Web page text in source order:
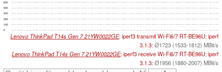
0
100
200
300
400
500
Lenovo ThinkPad T14s Gen 7 21YW0022GE; iperf3 transmit Wi-Fi6/7 RT-BE96U; iperf
3.1.3:Ø1723 (1533-1812) MBit/s
Lenovo ThinkPad T14s Gen 7 21YW0022GE; iperf3 receive Wi-Fi6/7 RT-BE96U; iperf
3.1.3:Ø1956 (1880-2007) MBit/s